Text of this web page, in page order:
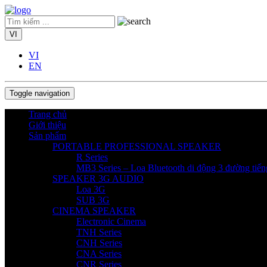
VI
VI
EN
Toggle navigation
Trang chủ
Giới thiệu
Sản phẩm
PORTABLE PROFESSIONAL SPEAKER
R Series
MB3 Series – Loa Bluetooth di động 3 đường
SPEAKER 3G AUDIO
Loa 3G
SUB 3G
CINEMA SPEAKER
Electronic Cinema
TNH Series
CNH Series
CNA Series
CNR Series